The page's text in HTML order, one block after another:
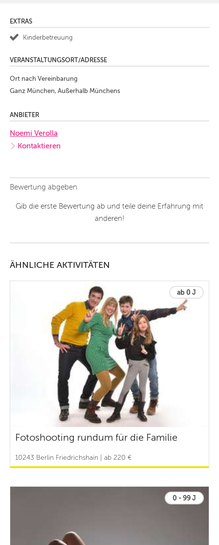
EXTRAS
Kinderbetreuung
VERANSTALTUNGSORT/ADRESSE
Ort nach Vereinbarung
Ganz München, Außerhalb Münchens
ANBIETER
Noemi Verolla
Kontaktieren
Bewertung abgeben
Gib die erste Bewertung ab und teile deine Erfahrung mit
anderen!
ÄHNLICHE AKTIVITÄTEN
ab 0 J
Fotoshooting rundum für die Familie
10243 Berlin Friedrichshain | ab 220 €
0 - 99 J